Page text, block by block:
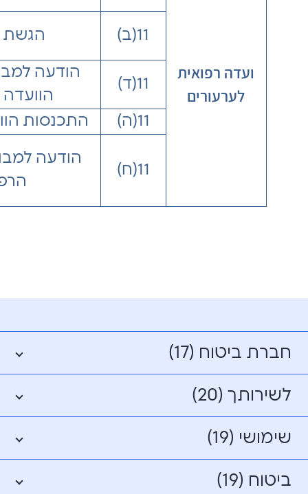
ועדה רפואית
לערעורים
11(ב) הגשת
11(ד)
הודעה
11(ה)
התכנסות
11(ח)
הודעה
חברת ביטוח (17)
לשירותך (20)
שימושי (19)
ביטוח (19)